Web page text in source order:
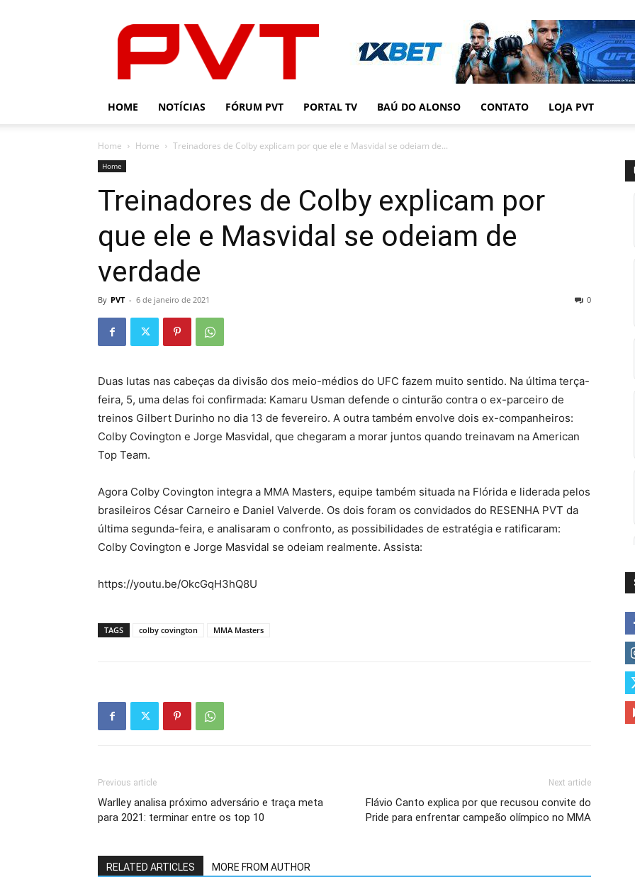
HOME NOTÍCIAS FÓRUM PVT PORTAL TV BAÚ DO ALONSO CONTATO LOJA PVT
Home Home Treinadores de Colby explicam por que ele e Masvidal se odeiam de...
Home
Treinadores de Colby explicam por
que ele e Masvidal se odeiam de
verdade
By PVT - 6 de janeiro de 2021 0
Duas lutas nas cabeças da divisão dos meio-médios do UFC fazem muito sentido. Na última terça-
feira, 5, uma delas foi confirmada: Kamaru Usman defende o cinturão contra o ex-parceiro de
treinos Gilbert Durinho no dia 13 de fevereiro. A outra também envolve dois ex-companheiros:
Colby Covington e Jorge Masvidal, que chegaram a morar juntos quando treinavam na American
Top Team.
Agora Colby Covington integra a MMA Masters, equipe também situada na Flórida e liderada pelos
brasileiros César Carneiro e Daniel Valverde. Os dois foram os convidados do RESENHA PVT da
última segunda-feira, e analisaram o confronto, as possibilidades de estratégia e ratificaram:
Colby Covington e Jorge Masvidal se odeiam realmente. Assista:
https://youtu.be/OkcGqH3hQ8U
TAGS colby covington MMA Masters
Previous article
Warlley analisa próximo adversário e traça meta
para 2021: terminar entre os top 10
Next article
Flávio Canto explica por que recusou convite do
Pride para enfrentar campeão olímpico no MMA
RELATED ARTICLES MORE FROM AUTHOR